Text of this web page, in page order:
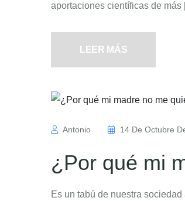
aportaciones científicas de
LEER MÁS
Antonio 14 De Octubre
¿Por qué mi
Es un tabú de nuestra